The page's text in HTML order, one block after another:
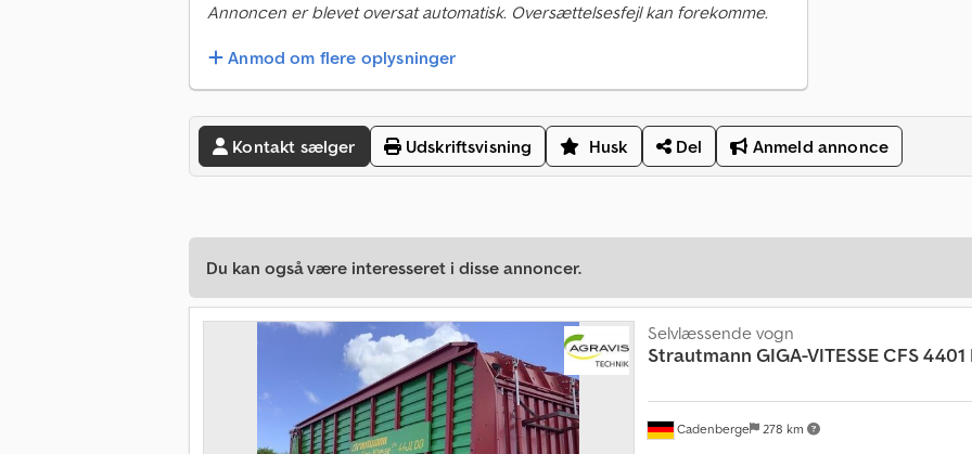
Annoncen er blevet oversat automatisk. Oversættelsesfejl kan forekomme.
Anmod om flere oplysninger
Kontakt sælger Udskriftsvisning Husk Del Anmeld annonce
Du kan også være interesseret i disse annoncer.
Cadenberge 278 km
Selvlæssende vogn
Strautmann GIGA-VITESSE CFS 4401